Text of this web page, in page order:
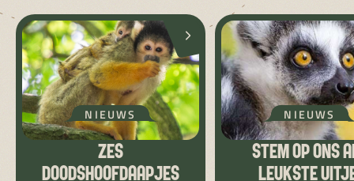
NIEUWS
ZES
DOODSHOOFDAAPJES
NIEUWS
STEM OP ONS
LEUKSTE